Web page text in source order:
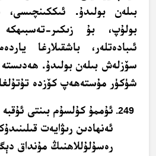
بىلەن بولىدۇ.
بولۇپ، بۇ زىكىر-
ئىبادەتلەر، باشقىلارغا
سۆزلەش بىلەن بولىدۇ.
شۈكۈر مۇستەھەپ كۆزدە
ئۇممۇ كۇلسۇم بىنتى ئۇقبە
ئەنھادىن رىۋايەت
رەسۇلۇللاھنىڭ مۇنداق